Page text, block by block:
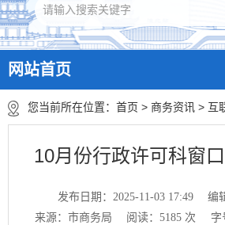
网站首页
您当前所在位置： 首页 > 商务资讯 > 互
10月份行政许可科窗
发布日期：2025-11-03 17:49
编
来源：市商务局
阅读： 5185次 字